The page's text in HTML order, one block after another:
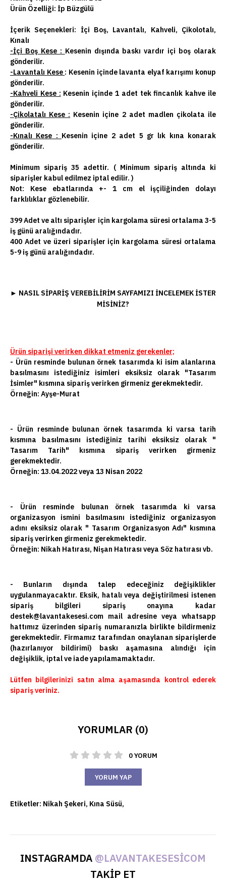
Ürün Özelliği: İp Büzgülü
İçerik Seçenekleri: İçi Boş, Lavantalı, Kahveli, Çikolotalı,
Kınalı
-İçi Boş Kese : Kesenin dışında baskı vardır içi boş olarak
gönderilir.
-Lavantalı Kese : Kesenin içinde lavanta elyaf karışımı konup
gönderilir.
-Kahveli Kese : Kesenin içinde 1 adet tek fincanlık kahve ile
gönderilir.
-Çikolatalı Kese : Kesenin içine 2 adet madlen çikolata ile
gönderilir.
-Kınalı Kese : Kesenin içine 2 adet 5 gr lık kına konarak
gönderilir.
Minimum sipariş 35 adettir. ( Minimum sipariş altında ki
siparişler kabul edilmez iptal edilir. )
Not: Kese ebatlarında +- 1 cm el işçiliğinden dolayı
farklılıklar gözlenebilir.
399 Adet ve altı siparişler için kargolama süresi ortalama 3-5
iş günü aralığındadır.
400 Adet ve üzeri siparişler için kargolama süresi ortalama
5-9 iş günü aralığındadır.
► NASIL SIPARIŞ VEREBILIRIM SAYFAMIZI INCELEMEK ISTER
MISINIZ?
Ürün siparişi verirken dikkat etmeniz gerekenler;
- Ürün resminde bulunan örnek tasarımda ki isim alanlarına
basılmasını istediğiniz isimleri eksiksiz olarak "Tasarım
İsimler" kısmına sipariş verirken girmeniz gerekmektedir.
Örneğin: Ayşe-Murat
- Ürün resminde bulunan örnek tasarımda ki varsa tarih
kısmına basılmasını istediğiniz tarihi eksiksiz olarak "
Tasarım Tarih" kısmına sipariş verirken girmeniz
gerekmektedir.
Örneğin: 13.04.2022 veya 13 Nisan 2022
- Ürün resminde bulunan örnek tasarımda ki varsa
organizasyon ismini basılmasını istediğiniz organizasyon
adını eksiksiz olarak " Tasarım Organizasyon Adı" kısmına
sipariş verirken girmeniz gerekmektedir.
Örneğin: Nikah Hatırası, Nişan Hatırası veya Söz hatırası vb.
- Bunların dışında talep edeceğiniz değişiklikler
uygulanmayacaktır. Eksik, hatalı veya değiştirilmesi istenen
sipariş bilgileri sipariş onayına kadar
destek@lavantakesesi.com mail adresine veya whatsapp
hattımız üzerinden sipariş numaranızla birlikte bildirmeniz
gerekmektedir. Firmamız tarafından onaylanan siparişlerde
(hazırlanıyor bildirimi) baskı aşamasına alındığı için
değişiklik, iptal ve iade yapılamamaktadır.
Lütfen bilgilerinizi satın alma aşamasında kontrol ederek
sipariş veriniz.
YORUMLAR (0)
0 YORUM
YORUM YAP
Etiketler: Nikah Şekeri, Kına Süsü,
INSTAGRAMDA @LAVANTAKESESICOM
TAKİP ET